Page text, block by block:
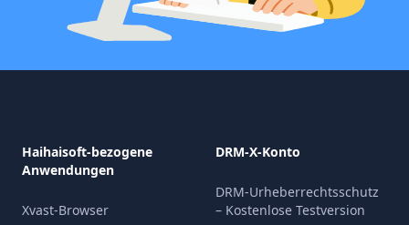
Haihaisoft-bezogene
Anwendungen
Xvast-Browser
DRM-X-Konto
DRM-Urheberrechtsschutz
– Kostenlose Testversion